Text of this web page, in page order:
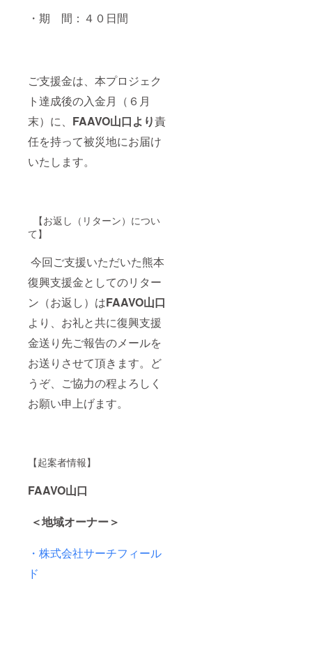
・期 間：４０日間
ご支援金は、本プロジェク
ト達成後の入金月（６月
末）に、 FAAVO山口より責
任を持って被災地にお届け
いたします。
【お返し（リターン）につい
て】
今回ご支援いただいた熊本
復興支援金としてのリター
ン（お返し）はFAAVO山口
より、お礼と共に復興支援
金送り先ご報告のメールを
お送りさせて頂きます。ど
うぞ、ご協力の程よろしく
お願い申上げます。
【起案者情報】
FAAVO山口
＜地域オーナー＞
・株式会社サーチフィール
ド